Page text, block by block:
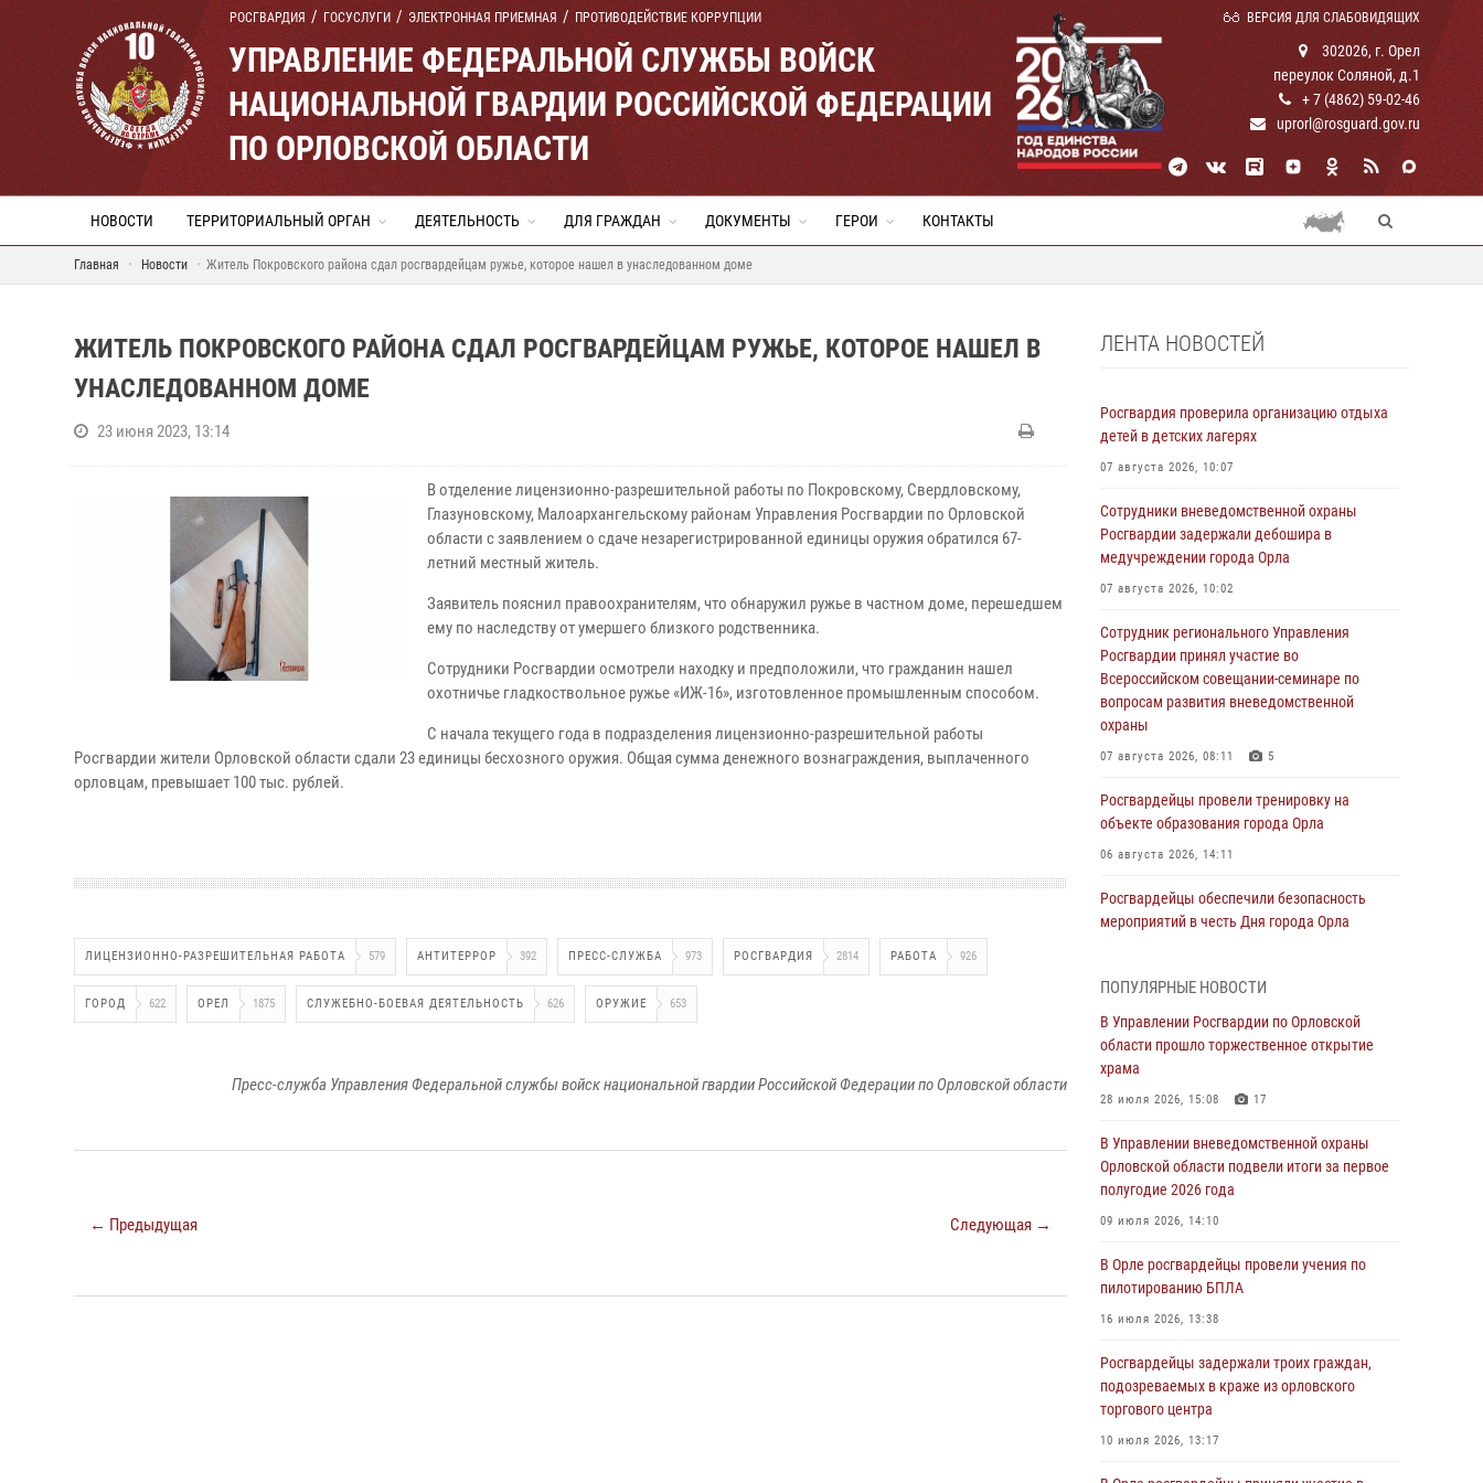
РОСГВАРДИЯ ГОСУСЛУГИ ЭЛЕКТРОННАЯ ПРИЕМНАЯ ПРОТИВОДЕЙСТВИЕ КОРРУПЦИИ ВЕРСИЯ ДЛЯ СЛАБОВИДЯЩИХ
УПРАВЛЕНИЕ ФЕДЕРАЛЬНОЙ СЛУЖБЫ ВОЙСК
НАЦИОНАЛЬНОЙ ГВАРДИИ РОССИЙСКОЙ ФЕДЕРАЦИИ
ПО ОРЛОВСКОЙ ОБЛАСТИ
302026, г. Орел
переулок Соляной, д.1
+ 7 (4862) 59-02-46
uprorl@rosguard.gov.ru
НОВОСТИ ТЕРРИТОРИАЛЬНЫЙ ОРГАН ДЕЯТЕЛЬНОСТЬ ДЛЯ ГРАЖДАН ДОКУМЕНТЫ ГЕРОИ КОНТАКТЫ
Главная Новости Житель Покровского района сдал росгвардейцам ружье, которое нашел в унаследованном доме
ЖИТЕЛЬ ПОКРОВСКОГО РАЙОНА СДАЛ РОСГВАРДЕЙЦАМ РУЖЬЕ, КОТОРОЕ НАШЕЛ В
УНАСЛЕДОВАННОМ ДОМЕ
23 июня 2023, 13:14
В отделение лицензионно-разрешительной работы по Покровскому, Свердловскому,
Глазуновскому, Малоархангельскому районам Управления Росгвардии по Орловской
области с заявлением о сдаче незарегистрированной единицы оружия обратился 67-
летний местный житель.
Заявитель пояснил правоохранителям, что обнаружил ружье в частном доме, перешедшем
ему по наследству от умершего близкого родственника.
Сотрудники Росгвардии осмотрели находку и предположили, что гражданин нашел
охотничье гладкоствольное ружье «ИЖ-16», изготовленное промышленным способом.
С начала текущего года в подразделения лицензионно-разрешительной работы
Росгвардии жители Орловской области сдали 23 единицы бесхозного оружия. Общая сумма денежного вознаграждения, выплаченного
орловцам, превышает 100 тыс. рублей.
ЛИЦЕНЗИОННО-РАЗРЕШИТЕЛЬНАЯ РАБОТА 579 АНТИТЕРРОР 392 ПРЕСС-СЛУЖБА 973 РОСГВАРДИЯ 2814 РАБОТА 926
ГОРОД 622 ОРЕЛ 1875 СЛУЖЕБНО-БОЕВАЯ ДЕЯТЕЛЬНОСТЬ 626 ОРУЖИЕ 653
Пресс-служба Управления Федеральной службы войск национальной гвардии Российской Федерации по Орловской области
← Предыдущая Следующая →
ЛЕНТА НОВОСТЕЙ
Росгвардия проверила организацию отдыха
детей в детских лагерях
07 августа 2026, 10:07
Сотрудники вневедомственной охраны
Росгвардии задержали дебошира в
медучреждении города Орла
07 августа 2026, 10:02
Сотрудник регионального Управления
Росгвардии принял участие во
Всероссийском совещании-семинаре по
вопросам развития вневедомственной
охраны
07 августа 2026, 08:11 5
Росгвардейцы провели тренировку на
объекте образования города Орла
06 августа 2026, 14:11
Росгвардейцы обеспечили безопасность
мероприятий в честь Дня города Орла
Начальник регионального Управления
Росгвардии принял участие в митинге в честь
дня освобождения города Орла
05 августа 2026, 13:16
результатах работы за первое полугодие
05 августа 2026, 13:12
За месяц росгвардейцы задержали 15 лиц,
противоправных действий
04 августа 2026, 14:21
росгвардейцев
04 августа 2026, 14:06 2
За месяц росгвардейцы приняли от граждан
ПОПУЛЯРНЫЕ НОВОСТИ
В Управлении Росгвардии по Орловской
области прошло торжественное открытие
храма
28 июля 2026, 15:08 17
В Управлении вневедомственной охраны
Орловской области подвели итоги за первое
полугодие 2026 года
09 июля 2026, 14:10
В Орле росгвардейцы провели учения по
пилотированию БПЛА
16 июля 2026, 13:38
Росгвардейцы задержали троих граждан,
подозреваемых в краже из орловского
торгового центра
10 июля 2026, 13:17